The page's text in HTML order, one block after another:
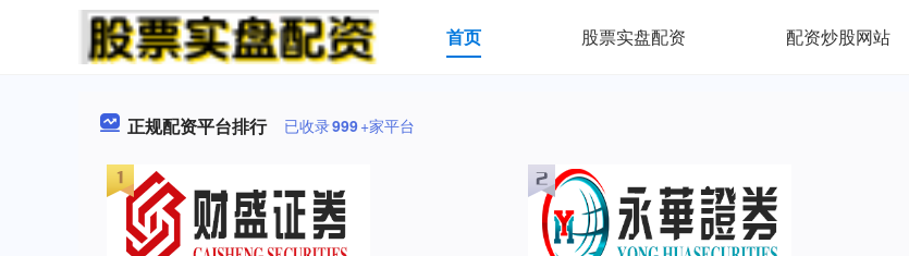
首页 股票实盘配资 配资炒股网站
正规配资平台排行 已收录999+家平台